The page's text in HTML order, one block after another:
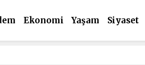
Ekonomi Yaşam
Siyaset